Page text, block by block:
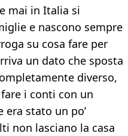
mai in Italia si
e nascono sempre
su cosa fare per
un dato che sposta
diverso,
i conti con un
stato un po’
non lasciano la casa